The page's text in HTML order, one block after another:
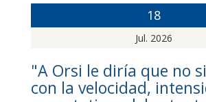
18
Jul. 2026
"A Orsi le diría que no
con la velocidad,